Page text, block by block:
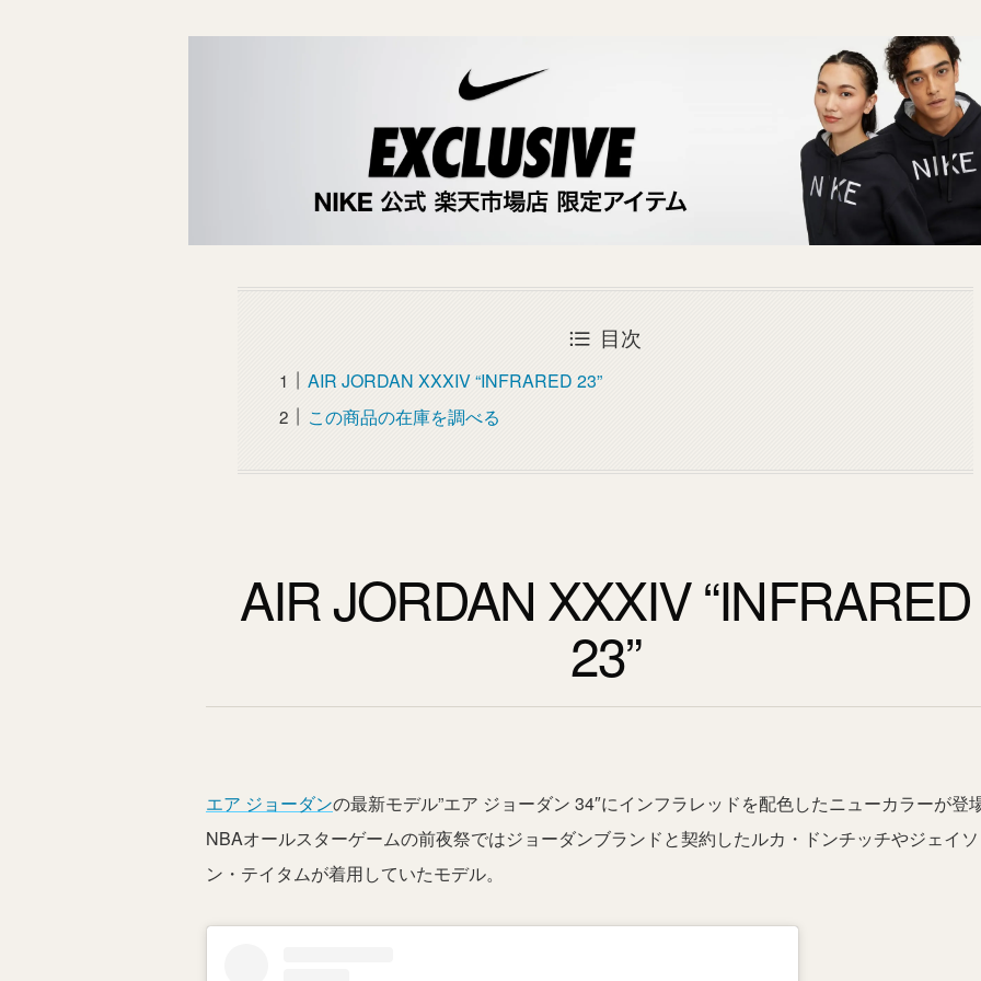
目次
AIR JORDAN XXXIV “INFRARED 23”
この商品の在庫を調べる
AIR JORDAN XXXIV “INFRARED
23”
エア ジョーダンの最新モデル”エア ジョーダン 34″にインフラレッドを配色したニューカラーが登
NBAオールスターゲームの前夜祭ではジョーダンブランドと契約したルカ・ドンチッチやジェイソ
ン・テイタムが着用していたモデル。